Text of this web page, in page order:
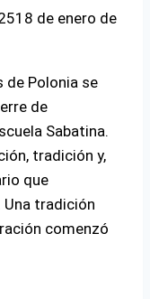
18 de enero de
de Polonia se
de
Sabatina.
tradición y,
que
tradición
comenzó